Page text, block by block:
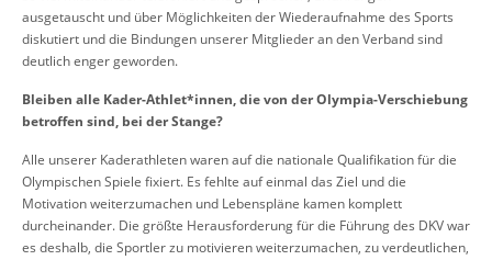
ausgetauscht und über Möglichkeiten der Wiederaufnahme des Sports
diskutiert und die Bindungen unserer Mitglieder an den Verband sind
deutlich enger geworden.
Bleiben alle Kader-Athlet*innen, die von der Olympia-Verschiebung
betroffen sind, bei der Stange?
Alle unserer Kaderathleten waren auf die nationale Qualifikation für die
Olympischen Spiele fixiert. Es fehlte auf einmal das Ziel und die
Motivation weiterzumachen und Lebenspläne kamen komplett
durcheinander. Die größte Herausforderung für die Führung des DKV war
es deshalb, die Sportler zu motivieren weiterzumachen, zu verdeutlichen,